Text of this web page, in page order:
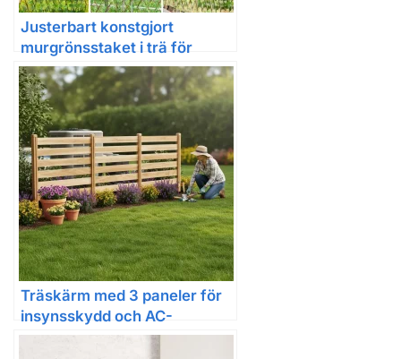
Justerbart konstgjort
murgrönsstaket i trä för
trädgård och insynsskydd
Träskärm med 3 paneler för
insynsskydd och AC-
utomhusbruk